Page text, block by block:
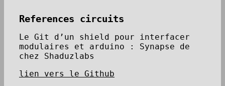
References circuits
Le Git d’un shield pour interfacer
modulaires et arduino : Synapse de
chez Shaduzlabs
lien vers le Github